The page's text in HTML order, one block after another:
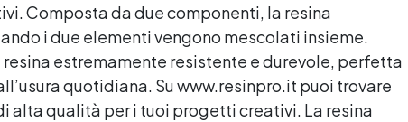
Composta da due componenti, la resina
i due elementi vengono mescolati insieme.
estremamente resistente e durevole, perfetta
quotidiana. Su www.resinpro.it puoi trovare
alta qualità per i tuoi progetti creativi. La resina